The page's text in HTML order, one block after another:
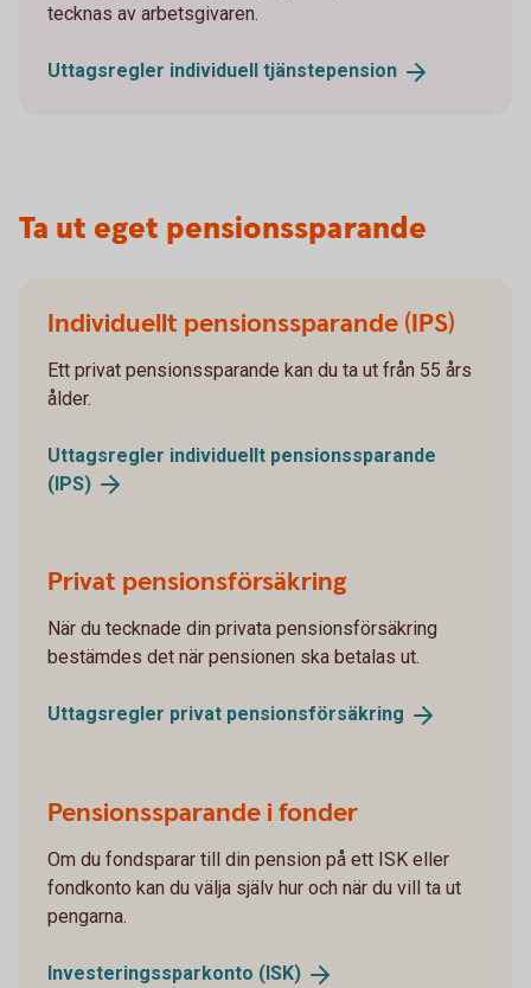
tecknas av arbetsgivaren.
Uttagsregler individuell tjänstepension
Ta ut eget pensionssparande
Individuellt pensionssparande (IPS)
Ett privat pensionssparande kan du ta ut från 55 års
ålder.
Uttagsregler individuellt pensionssparande
(IPS)
Privat pensionsförsäkring
När du tecknade din privata pensionsförsäkring
bestämdes det när pensionen ska betalas ut.
Uttagsregler privat pensionsförsäkring
Pensionssparande i fonder
Om du fondsparar till din pension på ett ISK eller
fondkonto kan du välja själv hur och när du vill ta ut
pengarna.
Investeringssparkonto (ISK)